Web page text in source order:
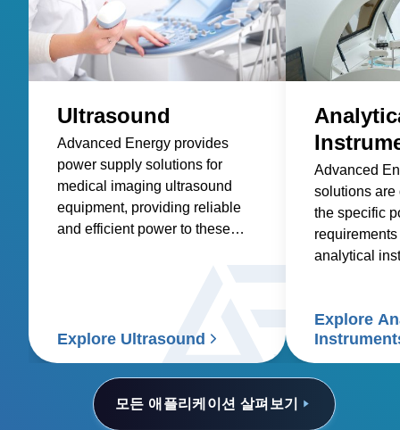
모든 애플리케이션 살펴보기
Ultrasound
Advanced Energy provides
power supply solutions for
medical imaging ultrasound
equipment, providing reliable
and efficient power to these
Explore Ultrasound
Advanced
solutions are
the specific
analytical
analyzers,
electron
Explore